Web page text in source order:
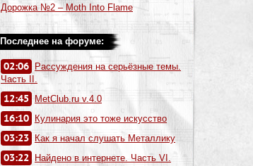
Дорожка №2 – Moth Into Flame
Последнее на форуме:
02:06
Рассуждения на серьёзные темы.
Часть II.
12:45 MetClub.ru v.4.0
16:10 Кулинария это тоже искусство
03:23 Как я начал слушать Металлику
03:22 Найдено в интернете. Часть VI.